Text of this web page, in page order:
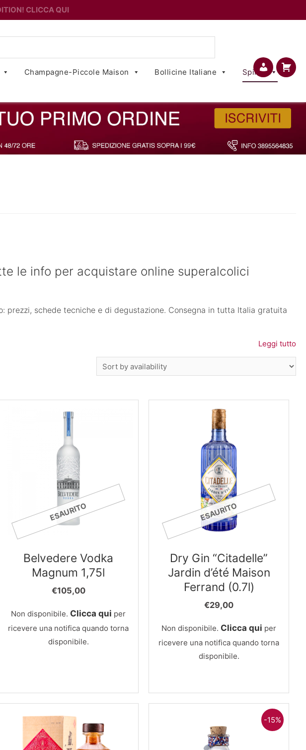
CLICCA QUI
Champagne-Piccole Maison Bollicine Italiane Spirits
le info per acquistare online superalcolici
prezzi, schede tecniche e di degustazione. Consegna in tutta Italia gratuita
Leggi tutto
ESAURITO
Belvedere Vodka
Magnum 1,75l
€105,00
Non disponibile. Clicca qui per
ricevere una notifica quando torna
disponibile.
ESAURITO
Dry Gin “Citadelle”
Jardin d’été Maison
Ferrand (0.7l)
€29,00
Non disponibile. Clicca qui per
ricevere una notifica quando torna
disponibile.
-15%